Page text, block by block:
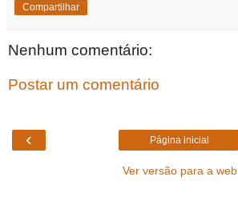
Compartilhar
Nenhum comentário:
Postar um comentário
‹ Página inicial
Ver versão para a web